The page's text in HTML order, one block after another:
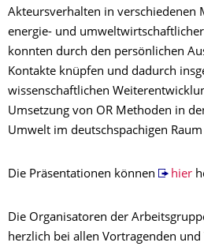
Akteursverhalten in verschiedenen
energie- und umweltwirtschaftlicher
konnten durch den persönlichen
Kontakte knüpfen und dadurch
wissenschaftlichen
Umsetzung von OR Methoden in
Umwelt im deutschspachigen
Die Präsentationen können hier
Die Organisatoren der
herzlich bei allen Vortragenden